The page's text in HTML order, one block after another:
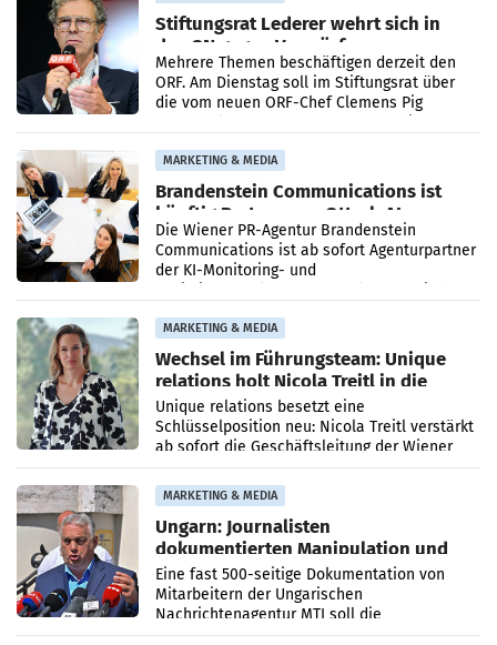
Stiftungsrat Lederer wehrt sich in
den SN gegen Vorwürfe
Mehrere Themen beschäftigen derzeit den
ORF. Am Dienstag soll im Stiftungsrat über
die vom neuen ORF-Chef Clemens Pig
MARKETING & MEDIA
Brandenstein Communications ist
künftig Partner von OtterlyAI
Die Wiener PR-Agentur Brandenstein
Communications ist ab sofort Agenturpartner
der KI-Monitoring- und
MARKETING & MEDIA
Wechsel im Führungsteam: Unique
relations holt Nicola Treitl in die
Geschäftsleitung
Unique relations besetzt eine
Schlüsselposition neu: Nicola Treitl verstärkt
ab sofort die Geschäftsleitung der Wiener
PR-Agentur an der Seite von Josef Kalina und
Anna Kalina-Mahr.
MARKETING & MEDIA
Ungarn: Journalisten
dokumentierten Manipulation und
Zensur
Eine fast 500-seitige Dokumentation von
Mitarbeitern der Ungarischen
Nachrichtenagentur MTI soll die
systematische Nachrichten-Manipulation und